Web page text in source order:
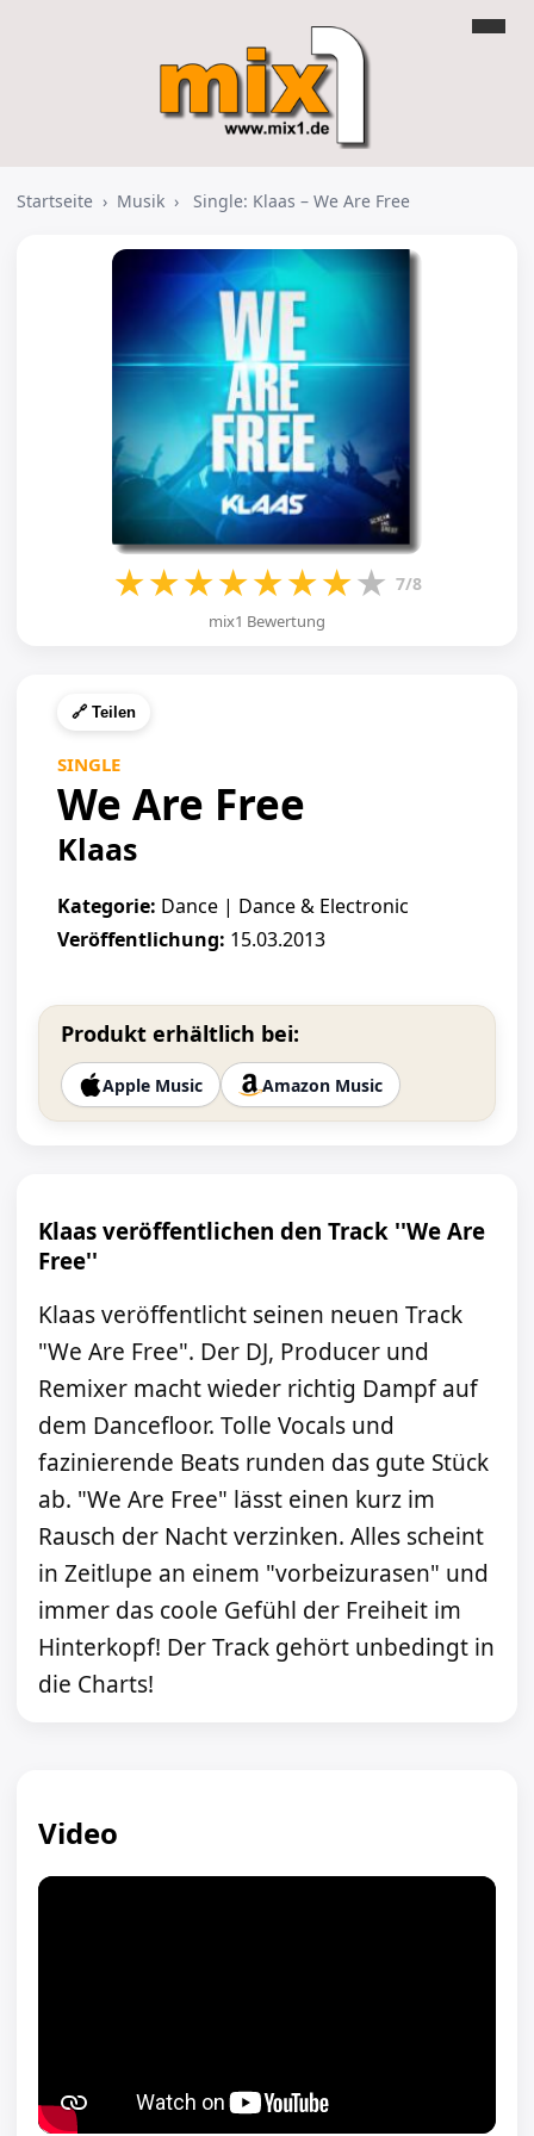
Startseite › Musik › Single: Klaas – We Are Free
★★★★★★★★ 7/8
mix1 Bewertung
🔗 Teilen
SINGLE
We Are Free
Klaas
Kategorie: Dance | Dance & Electronic
Veröffentlichung: 15.03.2013
Produkt erhältlich bei:
Apple Music Amazon Music
Klaas veröffentlichen den Track ''We Are
Free''
Klaas veröffentlicht seinen neuen Track
"We Are Free". Der DJ, Producer und
Remixer macht wieder richtig Dampf auf
dem Dancefloor. Tolle Vocals und
fazinierende Beats runden das gute Stück
ab. "We Are Free" lässt einen kurz im
Rausch der Nacht verzinken. Alles scheint
in Zeitlupe an einem "vorbeizurasen" und
immer das coole Gefühl der Freiheit im
Hinterkopf! Der Track gehört unbedingt in
die Charts!
Video